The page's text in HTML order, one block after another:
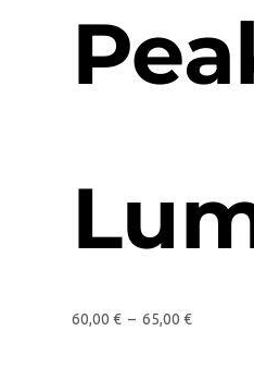
60,00 € – 65,00 €